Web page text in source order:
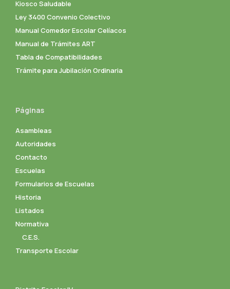
Kiosco Saludable
Ley 3400 Convenio Colectivo
Manual Comedor Escolar Celíacos
Manual de Trámites ART
Tabla de Compatibilidades
Trámite para Jubilación Ordinaria
Páginas
Asambleas
Autoridades
Contacto
Escuelas
Formularios de Escuelas
Historia
Listados
Normativa
C.E.S.
Transporte Escolar